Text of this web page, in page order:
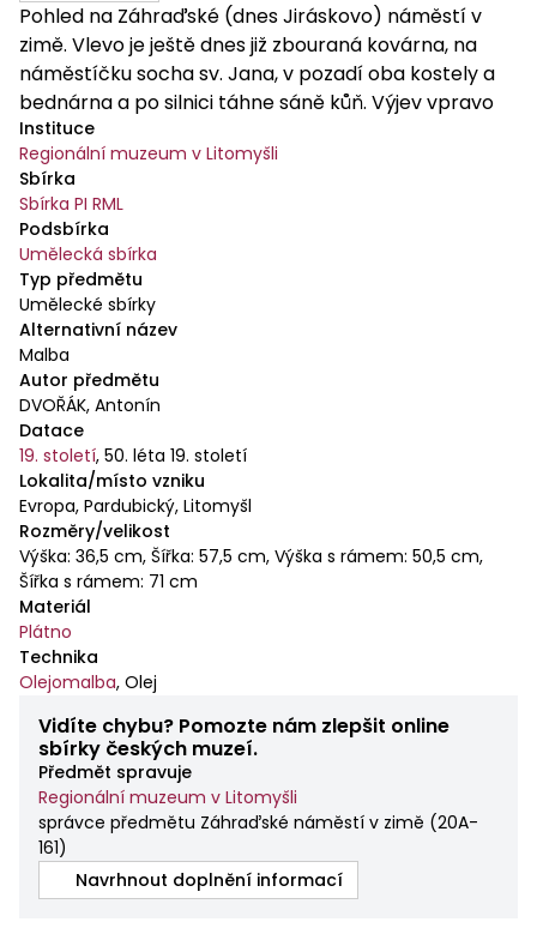
Pohled na Záhraďské (dnes Jiráskovo) náměstí v
zimě. Vlevo je ještě dnes již zbouraná kovárna, na
náměstíčku socha sv. Jana, v pozadí oba kostely a
bednárna a po silnici táhne sáně kůň. Výjev vpravo
uzavírá dům s podloubí, který stojí dodnes.
Instituce
Regionální muzeum v Litomyšli
Sbírka
Sbírka PI RML
Podsbírka
Umělecká sbírka
Typ předmětu
Umělecké sbírky
Alternativní název
Malba
Autor předmětu
DVOŘÁK, Antonín
Datace
19. století, 50. léta 19. století
Lokalita/místo vzniku
Evropa, Pardubický, Litomyšl
Rozměry/velikost
Výška: 36,5 cm, Šířka: 57,5 cm, Výška s rámem: 50,5 cm,
Šířka s rámem: 71 cm
Materiál
Plátno
Technika
Olejomalba, Olej
Vidíte chybu? Pomozte nám zlepšit online
sbírky českých muzeí.
Předmět spravuje
Regionální muzeum v Litomyšli
správce předmětu Záhraďské náměstí v zimě (20A-
161)
Navrhnout doplnění informací